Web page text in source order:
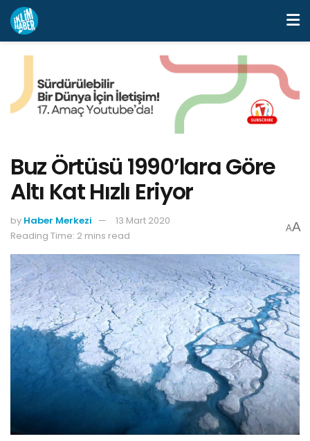
Buz Örtüsü 1990’lara Göre
Altı Kat Hızlı Eriyor
by Haber Merkezi
13 Mart 2020
Reading Time: 2 mins read
AA